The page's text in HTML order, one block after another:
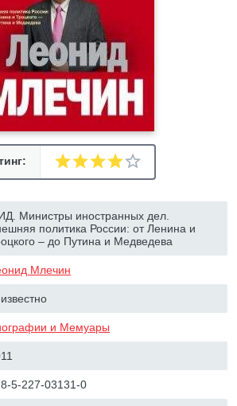
Министры иностранных дел.
политика России: от Ленина и
– до Путина и Медведева
Млечин
и Мемуары
5-227-03131-0